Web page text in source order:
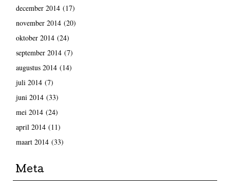
december 2014(17)
november 2014(20)
oktober 2014(24)
september 2014(7)
augustus 2014(14)
juli 2014(7)
juni 2014(33)
mei 2014(24)
april 2014(11)
maart 2014(33)
Meta